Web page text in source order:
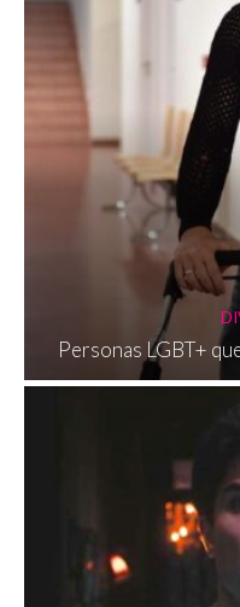
Personas LGBT+